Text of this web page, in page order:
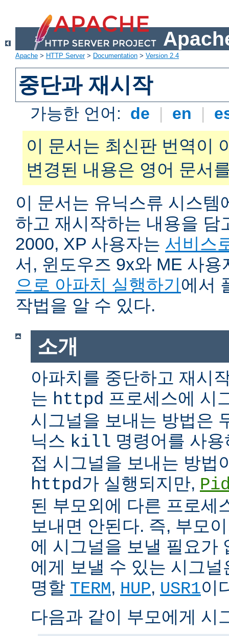
Apache > HTTP Server> Documentation > Version 2.4
중단과 재시작
가능한 언어: de | en |
이 문서는 최신판 번역이
변경된 내용은 영어 문서
이 문서는 유닉스류 시스템
하고 재시작하는 내용을 담
2000, XP 사용자는 서비스
서, 윈도우즈 9x와 ME 사
으로 아파치 실행하기에서
작법을 알 수 있다.
소개
아파치를 중단하고 재시
는 httpd 프로세스에 시
시그널을 보내는 방법은
닉스 kill 명령어를 사
접 시그널을 보내는 방법
httpd가 실행되지만,
된 부모외에 다른 프로세
보내면 안된다. 즉, 부모
에 시그널을 보낼 필요가
에게 보낼 수 있는 시그
명할 TERM, HUP, USR1이
다음과 같이 부모에게 시